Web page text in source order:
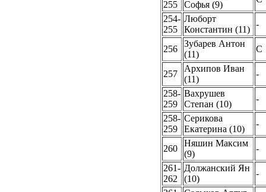
255
Софья (9)
254-
255
Люборт
Константин (11)
-
256
Зубарев Антон
(11)
C
257
Архипов Иван
(11)
-
258-
259
Вахрушев
Степан (10)
-
258-
259
Серикова
Екатерина (10)
-
260
Няшин Максим
(9)
-
261-
262
Должанский Ян
(10)
-